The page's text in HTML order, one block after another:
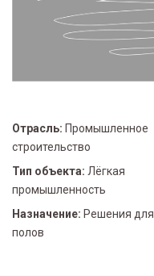
Отрасль: Промышленное
строительство
Тип объекта: Лёгкая
промышленность
Назначение: Решения для
полов